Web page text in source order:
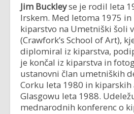
Jim Buckleyse je rodil leta
Irskem. Med letoma 1975
kiparstvo na Umetniški šoli
(Crawfork’s School of Art),
diplomiral iz kiparstva,
je končal iz kiparstva in
ustanovni član umetniških
Corku leta 1980 in kiparskih
Glasgowu leta 1988.
mednarodnih konferenc o